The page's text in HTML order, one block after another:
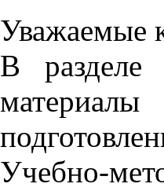
Уважаемые
В разделе
Учебно-